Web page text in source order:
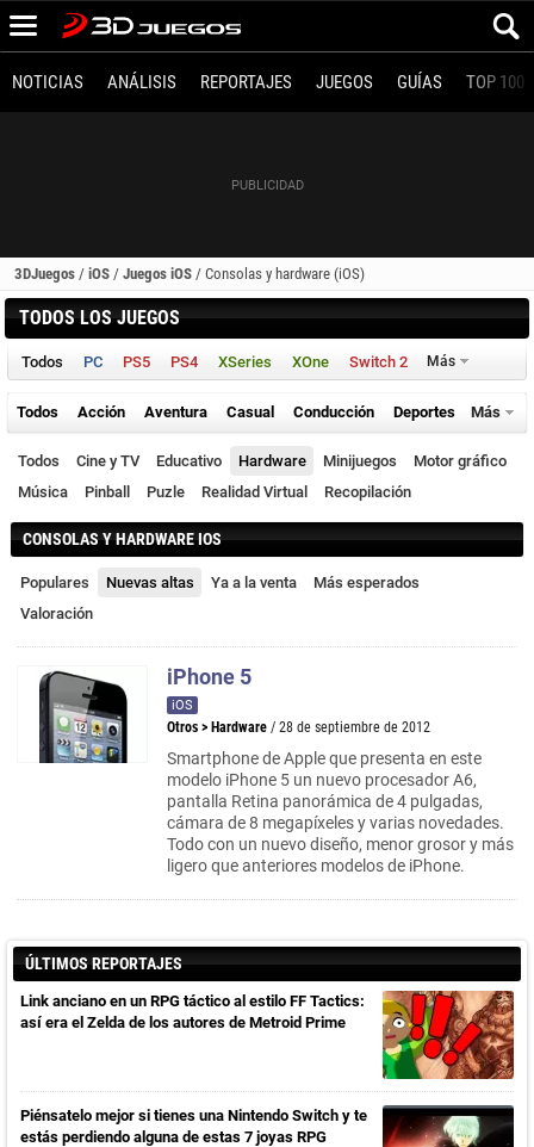
NOTICIAS ANÁLISIS REPORTAJES JUEGOS GUÍAS TOP 100
3DJuegos / iOS / Juegos iOS / Consolas y hardware (iOS)
TODOS LOS JUEGOS
Todos PC PS5 PS4 XSeries XOne Switch 2 Más
Todos Acción Aventura Casual Conducción Deportes Más
Todos Cine y TV Educativo Hardware Minijuegos
Motor gráfico
Música
Pinball Puzle Realidad Virtual Recopilación
CONSOLAS Y HARDWARE IOS
Populares Nuevas altas Ya a la venta
Más esperados
Valoración
iPhone 5
iOS
Otros > Hardware / 28 de septiembre de 2012
Smartphone de Apple que presenta en este
modelo iPhone 5 un nuevo procesador A6,
pantalla Retina panorámica de 4 pulgadas,
cámara de 8 megapíxeles y varias novedades.
Todo con un nuevo diseño, menor grosor y más
ligero que anteriores modelos de iPhone.
ÚLTIMOS REPORTAJES
Link anciano en un RPG táctico al estilo FF Tactics:
así era el Zelda de los autores de Metroid Prime
Piénsatelo mejor si tienes una Nintendo Switch y te
estás perdiendo alguna de estas 7 joyas RPG